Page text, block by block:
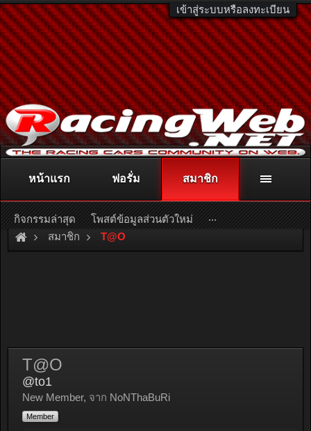
เข้าสู่ระบบหรือลงทะเบียน
ติดต่อลงโฆษณา racingweb@gmail.comหรือโทร. 081-811-1138
หรืออ่านรายละเอียดเพิ่มเติม คลิกที่นี่
สมาชิก T@O
T@O
@to1
New Member, จาก NoNThaBuRi
Member
หน้าแรก ฟอรั่ม สมาชิก
กิจกรรมล่าสุด โพสต์ข้อมูลส่วนตัวใหม่ ...